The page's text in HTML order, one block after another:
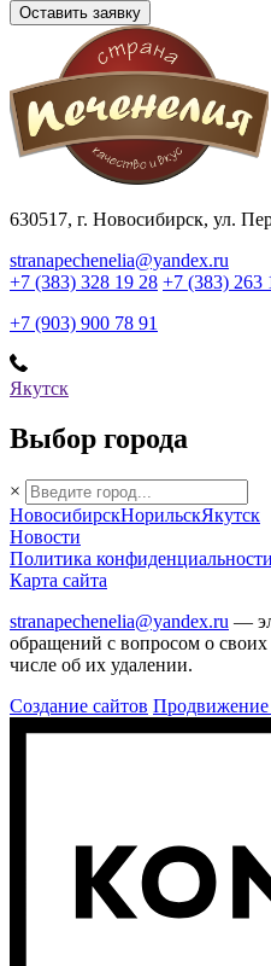
630517, г. Новосибирск, ул.
stranapechenelia@yandex.ru
+7 (383) 328 19 28 +7 (383) 263
+7 (903) 900 78 91
Якутск
Выбор города
×
НовосибирскНорильскЯкутск
Новости
Политика конфиденциальности
Карта сайта
stranapechenelia@yandex.ru —
обращений с вопросом о
числе об их удалении.
Создание сайтов Продвижение